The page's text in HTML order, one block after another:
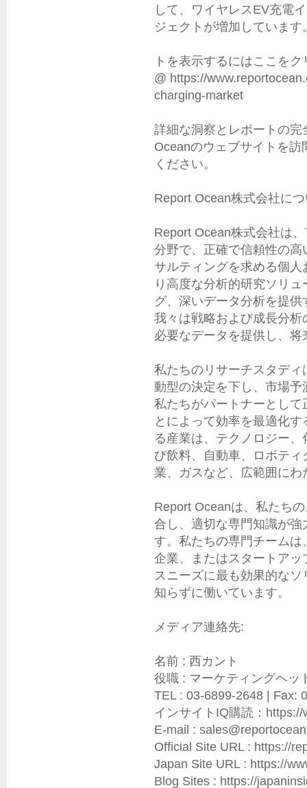
して、ワイヤレスEV充電
ジェクトが増加しています
トを表示するにはここを
@ https://
charging-market
詳細な洞察とレポートの
Oceanのウェブサイトを
ください。
Report Ocean株式会社に
Report Ocean株式会社は
分野で、正確で信頼性の
サルティングを求める個
り高度な分析的研究ソリ
グ、深いデータ分析を提
我々は戦略および成長分
必要なデータを提供し、
私たちのリサーチスタデ
動型の決定を下し、市場
私たちがパートナーとし
とによって効率を最適化
る産業は、テクノロジー
び飲料、自動車、ロボテ
業、ガスなど、広範囲にわ
Report Oceanは、私たち
合し、適切な専門知識が
す。私たちの専門チーム
企業、またはスタートア
スニーズに最も効果的な
知らずに働いています。
メディア連絡先:
名前 : 西カント
役職 : マーケティングヘッ
TEL : 03-6899-2648 | Fax:
インサイトIQ購読：
E-mail :
Official Site URL : https://
Japan Site URL : https://
Blog Sites : https://